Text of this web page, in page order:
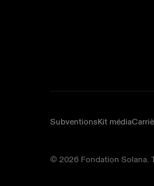
SubventionsKit média
© 2026 Fondation Solana.